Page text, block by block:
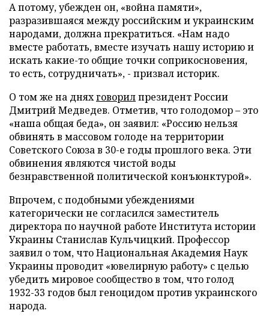
А потому, убежден он, «война памяти»,
разразившаяся между российским и украинским
народами, должна прекратиться. «Нам надо
вместе работать, вместе изучать нашу историю и
искать какие-то общие точки соприкосновения,
то есть, сотрудничать», - призвал историк.
О том же на дняхговорилпрезидент России
Дмитрий Медведев. Отметив, что голодомор – это
«наша общая беда», он заявил: «Россию нельзя
обвинять в массовом голоде на территории
Советского Союза в 30-е годы прошлого века. Эти
обвинения являются чистой воды
безнравственной политической конъюнктурой».
Впрочем, с подобными убеждениями
категорически не согласился заместитель
директора по научной работе Института истории
Украины Станислав Кульчицкий. Профессор
заявил о том, что Национальная Академия Наук
Украины проводит «ювелирную работу» с целью
убедить мировое сообщество в том, что голод
1932-33 годов был геноцидом против украинского
народа.